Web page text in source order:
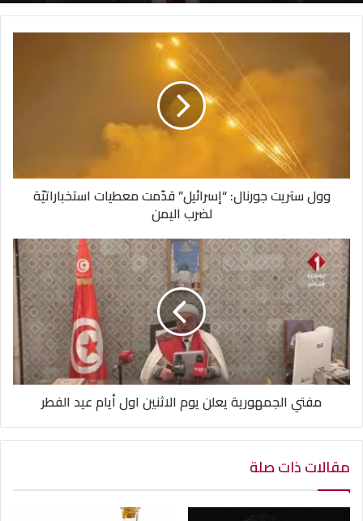
وول ستريت جورنال: “إسرائيل” قدّمت معطيات استخباراتيّة
لضرب اليمن
مفتي الجمهورية يعلن يوم الاثنين اول أيام عيد الفطر
مقالات ذات صلة